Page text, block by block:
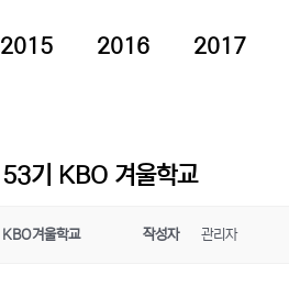
2015 2016 2017
53기 KBO 겨울학교
KBO겨울학교 작성자 관리자